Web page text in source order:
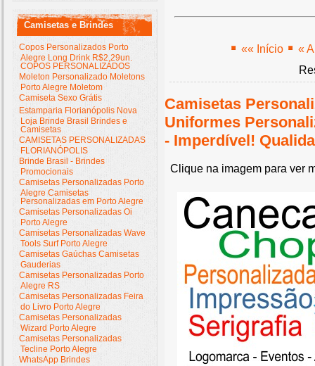
Camisetas e Brindes
Copos Personalizados Porto
Alegre Long Drink R$2,29un.
COPOS PERSONALIZADOS
Moleton Personalizado Moletons
Porto Alegre Moletom
Camiseta Sexo Grátis
Estamparia Florianópolis Nova
Loja Brinde Brasil Brindes e
Camisetas
CAMISETAS PERSONALIZADAS
FLORIANÓPOLIS
Brinde Brasil - Brindes
Promocionais
Camisetas Personalizadas Porto
Alegre Camisetas
Personalizadas em Porto Alegre
Camisetas Personalizadas Oi
Porto Alegre
Camisetas Personalizadas Wave
Tools Surf Porto Alegre
Camisetas Gaúchas Camisetas
Gauderias
Camisetas Personalizadas Porto
Alegre RS
Camisetas Personalizadas Feira
do Livro Porto Alegre
Camisetas Personalizadas
Wizard Porto Alegre
Camisetas Personalizadas
Tecline Porto Alegre
WhatsApp Brindes
«« Início
«
Camisetas
Uniformes
- Imperdível!
Clique na imagem para ver